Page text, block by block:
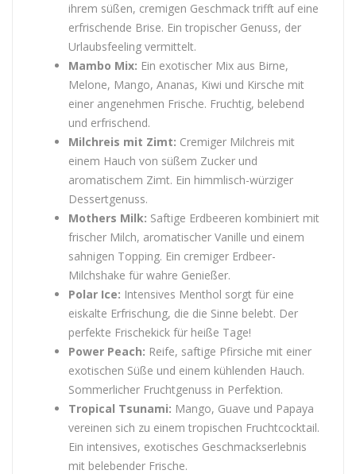
ihrem süßen, cremigen Geschmack trifft auf eine
erfrischende Brise. Ein tropischer Genuss, der
Urlaubsfeeling vermittelt.
Mambo Mix: Ein exotischer Mix aus Birne,
Melone, Mango, Ananas, Kiwi und Kirsche mit
einer angenehmen Frische. Fruchtig, belebend
und erfrischend.
Milchreis mit Zimt: Cremiger Milchreis mit
einem Hauch von süßem Zucker und
aromatischem Zimt. Ein himmlisch-würziger
Dessertgenuss.
Mothers Milk: Saftige Erdbeeren kombiniert mit
frischer Milch, aromatischer Vanille und einem
sahnigen Topping. Ein cremiger Erdbeer-
Milchshake für wahre Genießer.
Polar Ice: Intensives Menthol sorgt für eine
eiskalte Erfrischung, die die Sinne belebt. Der
perfekte Frischekick für heiße Tage!
Power Peach: Reife, saftige Pfirsiche mit einer
exotischen Süße und einem kühlenden Hauch.
Sommerlicher Fruchtgenuss in Perfektion.
Tropical Tsunami: Mango, Guave und Papaya
vereinen sich zu einem tropischen Fruchtcocktail.
Ein intensives, exotisches Geschmackserlebnis
mit belebender Frische.